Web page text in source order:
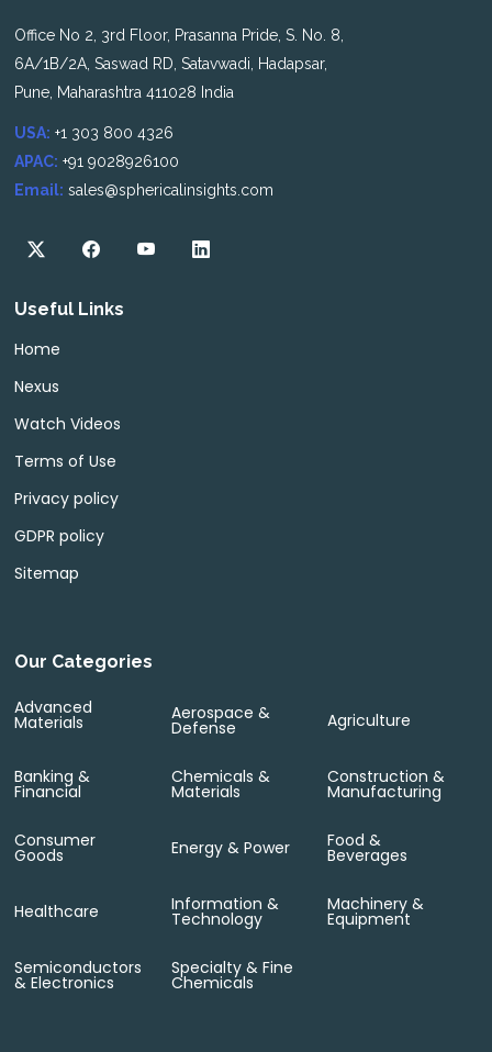
Office No 2, 3rd Floor, Prasanna Pride, S. No. 8,
6A/1B/2A, Saswad RD, Satavwadi, Hadapsar,
Pune, Maharashtra 411028 India
USA: +1 303 800 4326
APAC: +91 9028926100
Email: sales@sphericalinsights.com
Useful Links
Home
Nexus
Watch Videos
Terms of Use
Privacy policy
GDPR policy
Sitemap
Our Categories
Advanced
Materials Aerospace &
Defense Agriculture
Banking &
Financial
Chemicals &
Materials
Construction &
Manufacturing
Consumer
Goods Energy & Power Food &
Beverages
Healthcare Information &
Technology
Machinery &
Equipment
Semiconductors
& Electronics
Specialty & Fine
Chemicals